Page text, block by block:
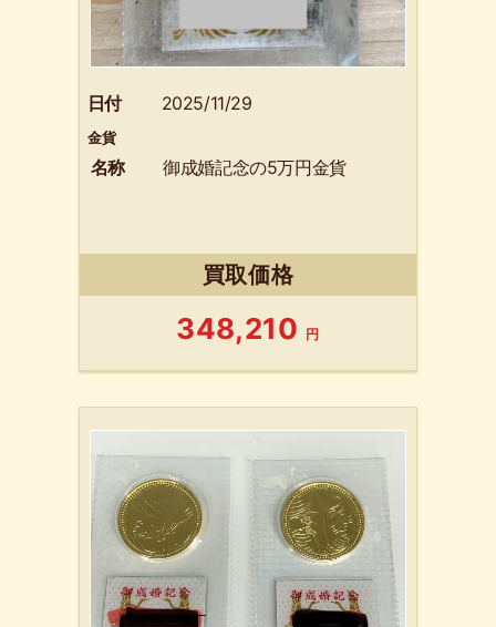
日付 2025/11/29
金貨
名称 御成婚記念の5万円金貨
買取価格
348,210 円